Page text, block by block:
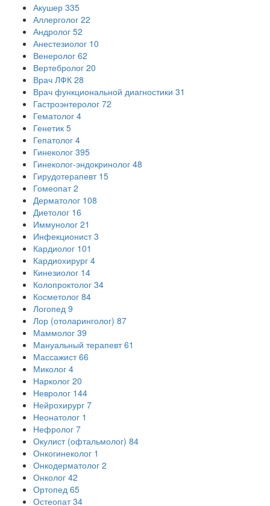
Акушер 335
Аллерголог 22
Андролог 52
Анестезиолог 10
Венеролог 62
Вертебролог 20
Врач ЛФК 28
Врач функциональной диагностики 31
Гастроэнтеролог 72
Гематолог 4
Генетик 5
Гепатолог 4
Гинеколог 395
Гинеколог-эндокринолог 48
Гирудотерапевт 15
Гомеопат 2
Дерматолог 108
Диетолог 16
Иммунолог 21
Инфекционист 3
Кардиолог 101
Кардиохирург 4
Кинезиолог 14
Колопроктолог 34
Косметолог 84
Логопед 9
Лор (отоларинголог) 87
Маммолог 39
Мануальный терапевт 61
Массажист 66
Миколог 4
Нарколог 20
Невролог 144
Нейрохирург 7
Неонатолог 1
Нефролог 7
Окулист (офтальмолог) 84
Онкогинеколог 1
Онкодерматолог 2
Онколог 42
Ортопед 65
Остеопат 34